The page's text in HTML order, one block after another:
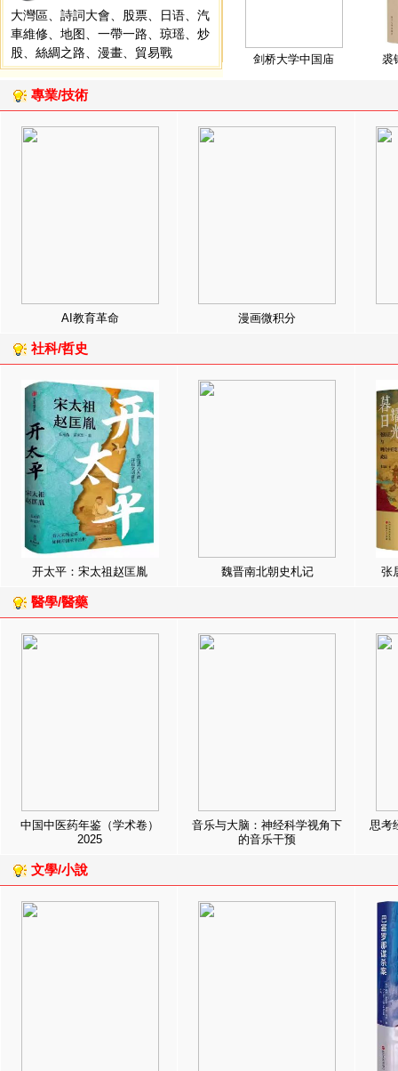
大灣區
詩詞大會 股票 日语
汽
車維修
地图 一帶一路 琼瑶
炒
股
絲綢之路 漫畫 貿易戰 剑桥大学中国庙 裘
專業/技術
AI教育革命 漫画微积分
社科/哲史
开太平：宋太祖赵匡胤 魏晋南北朝史札记 张
醫學/醫藥
中国中医药年鉴（学术卷）
2025
音乐与大脑：神经科学视角下
的音乐干预
思考
文學/小說